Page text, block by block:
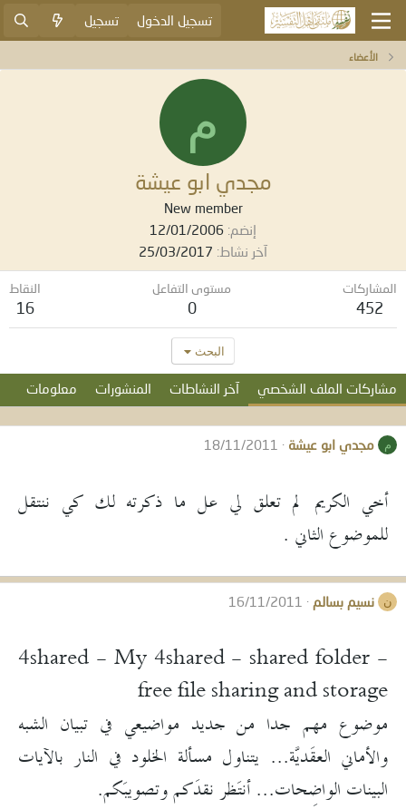
تسجيل الدخول تسجيل
الأعضاء
م
مجدي ابو عيشة
New member
إنضم 12/01/2006
آخر نشاط 25/03/2017
المشاركات
452
مستوى التفاعل
0
النقاط
16
البحث
مشاركات الملف الشخصي آخر النشاطات المنشورات معلومات
م مجدي ابو عيشة 18/11/2011
أخي الكريم لم تعلق لي عل ما ذكرته لك كي ننتقل
للموضوع الثاني .
ن نسيم بسالم 16/11/2011
4shared - My 4shared - shared folder -
free file sharing and storage
موضوع مهم جدا من جديد مواضيعي في تبيان الشبه
والأماني العقَديَّة... يتناول مسألة الخلود في النار بالآيات
البينات الواضِحات... أنتَظر نقدَكم وتصويبَكم.